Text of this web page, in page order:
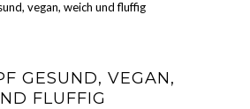
GESUND, VEGAN,
FLUFFIG